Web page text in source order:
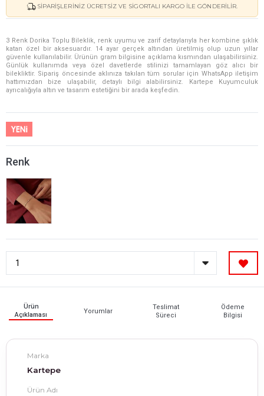
SIPARIŞLERINIZ ÜCRETSIZ VE SIGORTALI KARGO ILE GÖNDERILIR.
3 Renk Dorika Toplu Bileklik, renk uyumu ve zarif detaylarıyla her kombine şıklık
katan özel bir aksesuardır. 14 ayar gerçek altından üretilmiş olup uzun yıllar
güvenle kullanılabilir. Ürünün gram bilgisine açıklama kısmından ulaşabilirsiniz.
Günlük kullanımda veya özel davetlerde stilinizi tamamlayan göz alıcı bir
bilekliktir. Sipariş öncesinde aklınıza takılan tüm sorular için WhatsApp iletişim
hattımızdan bize ulaşabilir, detaylı bilgi alabilirsiniz. Kartepe Kuyumculuk
ayrıcalığıyla altın ve tasarım estetiğini bir arada keşfedin.
Renk
Ürün
Açıklaması
Yorumlar
Teslimat
Süreci
Ödeme
Bilgisi
Marka
Kartepe
Ürün Adı